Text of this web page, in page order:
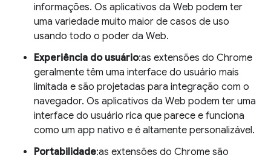
informações. Os aplicativos da Web podem ter
uma variedade muito maior de casos de uso
usando todo o poder da Web.
Experiência do usuário:as extensões do Chrome
geralmente têm uma interface do usuário mais
limitada e são projetadas para integração com o
navegador. Os aplicativos da Web podem ter uma
interface do usuário rica que parece e funciona
como um app nativo e é altamente personalizável.
Portabilidade:as extensões do Chrome são